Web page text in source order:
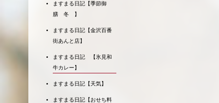
ますまる日記【季節御
膳 冬 】
ますまる日記【金沢百番
街あんと店】
ますまる日記 【氷見和
牛カレー】
ますまる日記【天気】
ますまる日記【おせち料